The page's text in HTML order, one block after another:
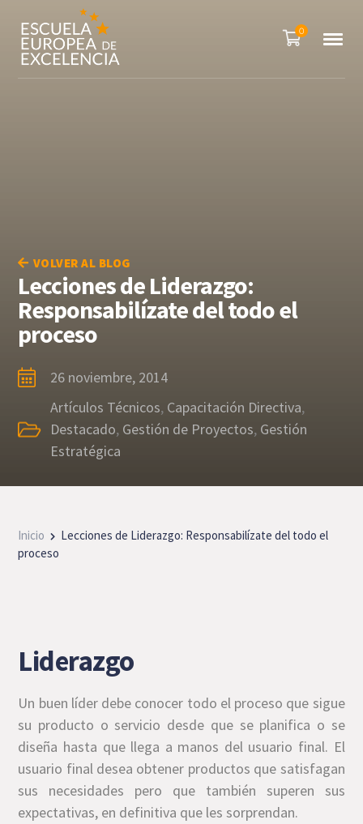
0
VOLVER AL BLOG
Lecciones de Liderazgo:
Responsabilízate del todo el
proceso
26 noviembre, 2014
Artículos Técnicos, Capacitación Directiva,
Destacado, Gestión de Proyectos, Gestión
Estratégica
Inicio
Lecciones de Liderazgo: Responsabilízate del todo el
proceso
Liderazgo
Un buen líder debe conocer todo el proceso que sigue
su producto o servicio desde que se planifica o se
diseña hasta que llega a manos del usuario final. El
usuario final desea obtener productos que satisfagan
sus necesidades pero que también superen sus
expectativas, en definitiva que les sorprendan.